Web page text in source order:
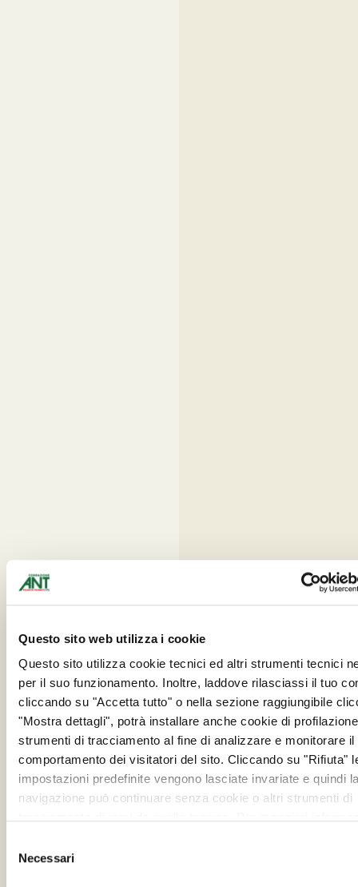
Questo sito web utilizza i cookie
Questo sito utilizza cookie tecnici ed altri strumenti tecnici
per il suo funzionamento. Inoltre, laddove rilasciassi il tuo
cliccando su "Accetta tutto" o nella sezione raggiungibile
"Mostra dettagli", potrà installare anche cookie di
strumenti di tracciamento al fine di analizzare e monitorare il
comportamento dei visitatori del sito. Cliccando su "Rifiuta"
impostazioni predefinite vengono lasciate invariate e quindi
navigazione può continuare senza cookie o altri strumenti di
delNecessari
❮ ❯